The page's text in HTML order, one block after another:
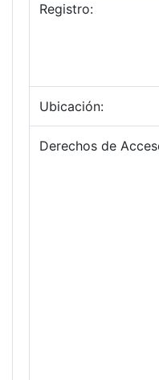
Registro:
Ubicación:
Derechos de